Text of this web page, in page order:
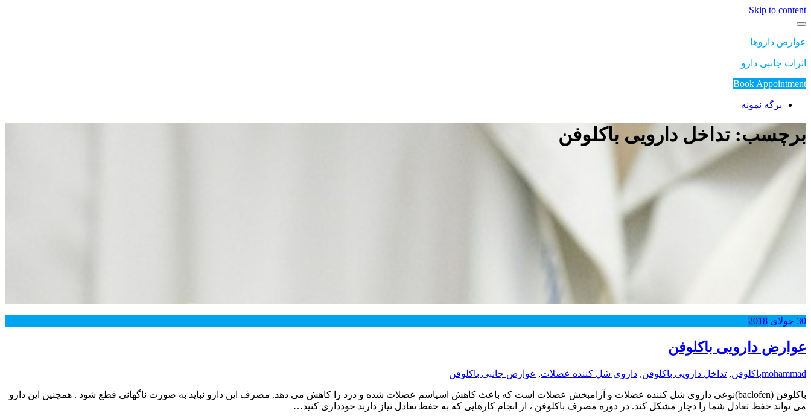
Skip to content
عوارض داروها
اثرات جانبی دارو
Book Appointment
برگه نمونه
برچسب: تداخل دارویی باکلوفن
30 جولای 2018
عوارض دارویی باکلوفن
mohammadباکلوفن, تداخل دارویی باکلوفن, داروی شل کننده عضلات, عوارض جانبی باکلوفن
باکلوفن (baclofen)نوعی داروی شل کننده عضلات و آرامبخش عضلات است که باعث کاهش اسپاسم عضلات شده و درد را کاهش می دهد. مصرف این دارو نباید به صورت ناگهانی قطع شود . همچنین این دارو
می تواند حفظ تعادل شما را دچار مشکل کند. در دوره مصرف باکلوفن ، از انجام کارهایی که به حفظ تعادل نیاز دارند خودداری کنید…